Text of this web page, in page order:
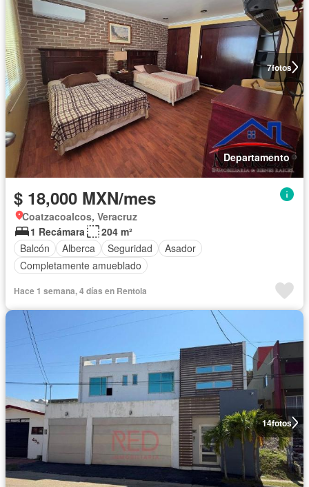
7fotos
Departamento
$ 18,000 MXN/mes
Coatzacoalcos, Veracruz
1 Recámara
204 m²
Balcón
Alberca Seguridad
Asador
Completamente amueblado
Hace 1 semana, 4 días en Rentola
14fotos